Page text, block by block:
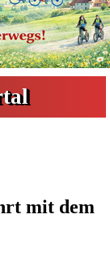
mit dem